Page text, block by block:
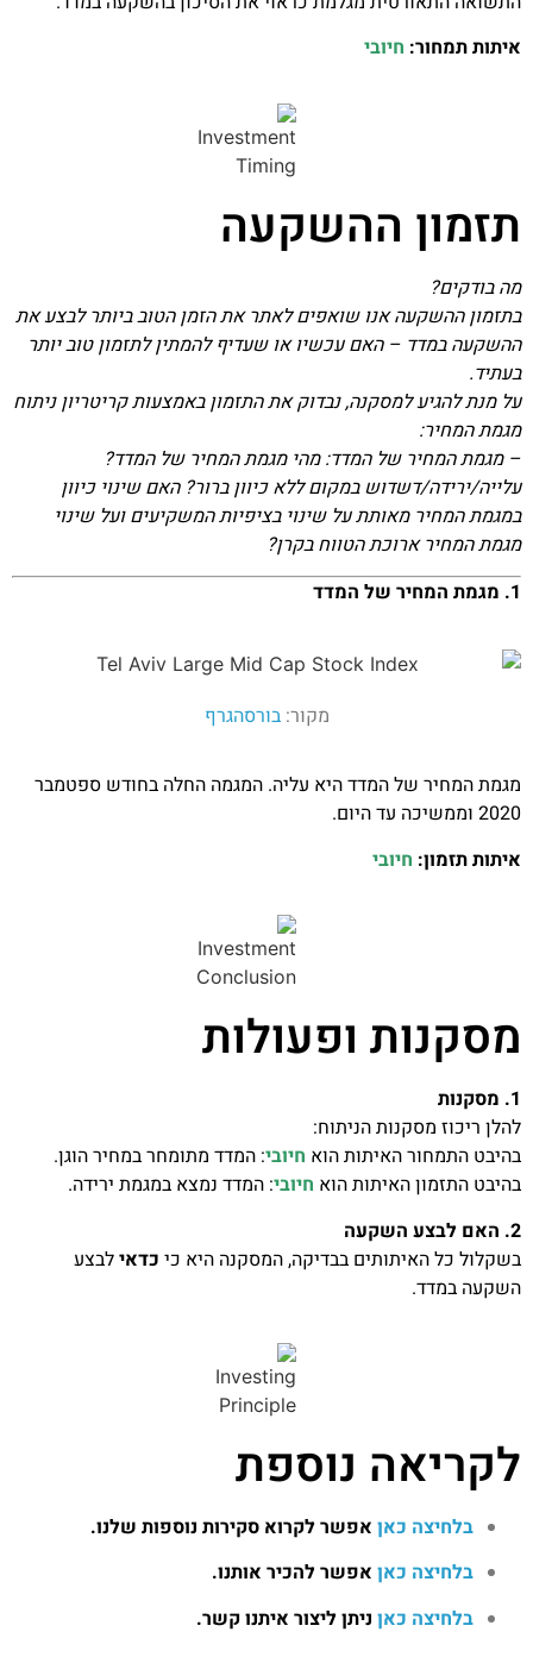
איתות תמחור: חיובי
תזמון ההשקעה
מה בודקים?
בתזמון ההשקעה אנו שואפים לאתר את הזמן הטוב ביותר לבצע את
ההשקעה במדד – האם עכשיו או שעדיף להמתין לתזמון טוב יותר
בעתיד.
על מנת להגיע למסקנה, נבדוק את התזמון באמצעות קריטריון ניתוח
מגמת המחיר:
– מגמת המחיר של המדד: מהי מגמת המחיר של המדד?
עלייה/ירידה/דשדוש במקום ללא כיוון ברור? האם שינוי כיוון
במגמת המחיר מאותת על שינוי בציפיות המשקיעים ועל שינוי
מגמת המחיר ארוכת הטווח בקרן?
1. מגמת המחיר של המדד
מקור:בורסהגרף
מגמת המחיר של המדד היא עליה. המגמה החלה בחודש ספטמבר
2020 וממשיכה עד היום.
איתות תזמון: חיובי
מסקנות ופעולות
1. מסקנות
להלן ריכוז מסקנות הניתוח:
בהיבט התמחור האיתות הוא חיובי: המדד מתומחר במחיר הוגן.
בהיבט התזמון האיתות הוא חיובי: המדד נמצא במגמת ירידה.
2. האם לבצע השקעה
בשקלול כל האיתותים בבדיקה, המסקנה היא כי כדאילבצע
השקעה במדד.
לקריאה נוספת
בלחיצה כאן אפשר לקרוא סקירות נוספות שלנו.
בלחיצה כאן אפשר להכיר אותנו.
בלחיצה כאן ניתן ליצור איתנו קשר.